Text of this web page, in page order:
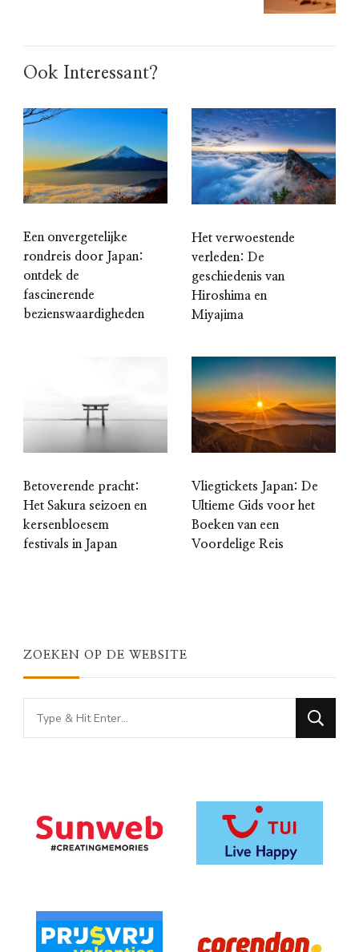
Ook Interessant?
Een onvergetelijke
rondreis door Japan:
ontdek de
fascinerende
bezienswaardigheden
Het verwoestende
verleden: De
geschiedenis van
Hiroshima en
Miyajima
Betoverende pracht:
Het Sakura seizoen en
kersenbloesem
festivals in Japan
Vliegtickets Japan: De
Ultieme Gids voor het
Boeken van een
Voordelige Reis
ZOEKEN OP DE WEBSITE
Looking
for